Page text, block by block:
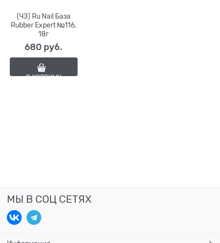
(ЧЗ) Ru Nail База
Rubber Expert №116,
18г
680 руб.
В КОРЗИНУ
МЫ В СОЦ СЕТЯХ